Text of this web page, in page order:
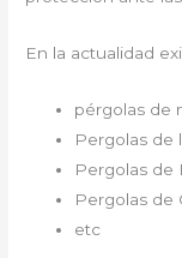
En la actualidad
pérgolas de
Pergolas de
Pergolas de
Pergolas de
etc